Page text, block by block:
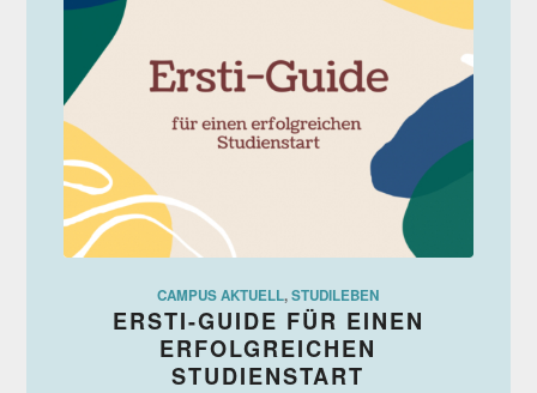
CAMPUS AKTUELL,STUDILEBEN
ERSTI-GUIDE FÜR EINEN
ERFOLGREICHEN
STUDIENSTART